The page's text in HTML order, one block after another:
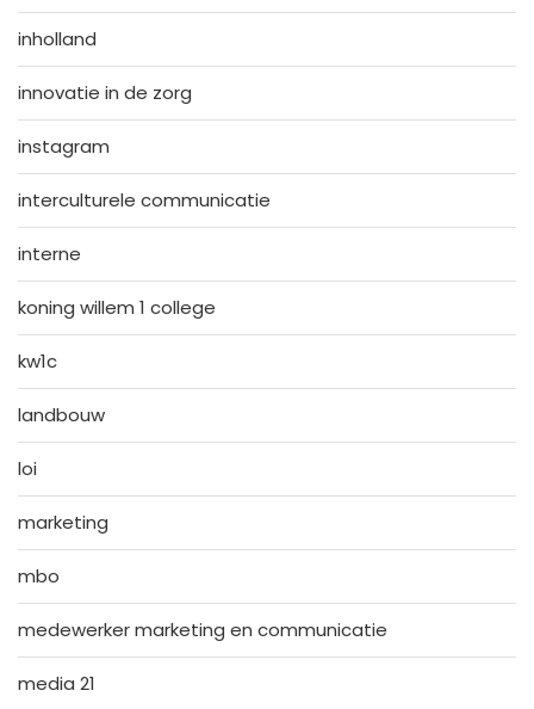
inholland
innovatie in de zorg
instagram
interculturele communicatie
interne
koning willem 1 college
kw1c
landbouw
loi
marketing
mbo
medewerker marketing en communicatie
media 21